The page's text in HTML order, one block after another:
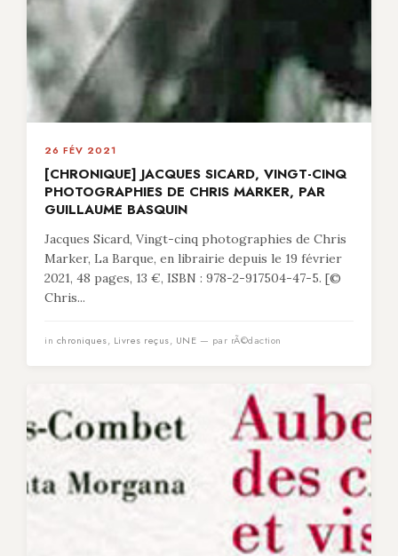
26 FÉV 2021
[CHRONIQUE] JACQUES SICARD, VINGT-CINQ
PHOTOGRAPHIES DE CHRIS MARKER, PAR
GUILLAUME BASQUIN
Jacques Sicard, Vingt-cinq photographies de Chris
Marker, La Barque, en librairie depuis le 19 février
2021, 48 pages, 13 €, ISBN : 978-2-917504-47-5. [©
Chris...
in chroniques, Livres reçus, UNE — par rÃ©daction